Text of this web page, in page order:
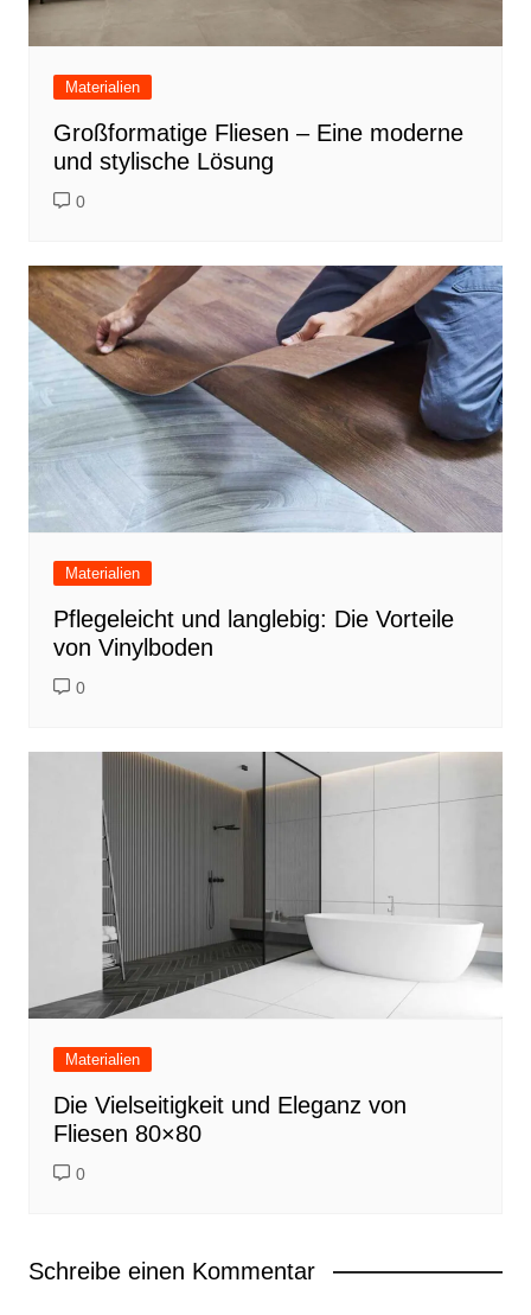
Materialien
Großformatige Fliesen – Eine moderne
und stylische Lösung
0
Materialien
Pflegeleicht und langlebig: Die Vorteile
von Vinylboden
0
Materialien
Die Vielseitigkeit und Eleganz von
Fliesen 80×80
0
Schreibe einen Kommentar